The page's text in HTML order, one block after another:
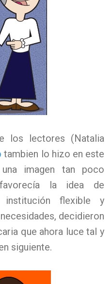
los lectores (Natalia
tambien lo hizo en este
imagen tan poco
la idea de
flexible y
decidieron
que ahora luce tal y
siguiente.